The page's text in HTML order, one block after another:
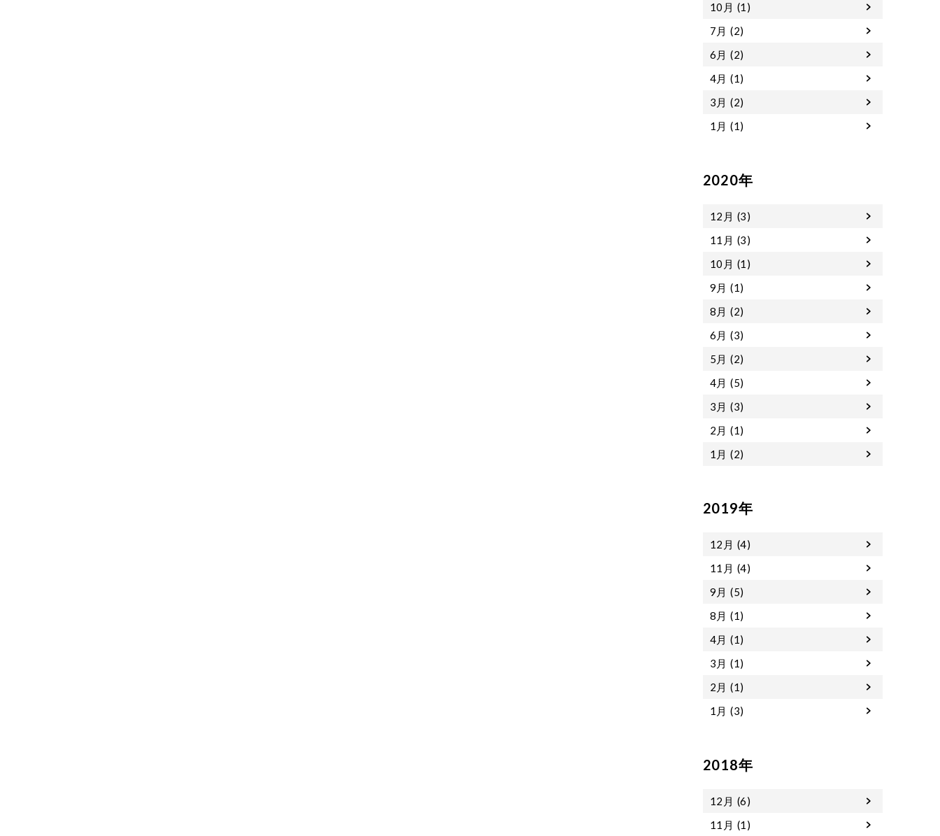
10月 (1)
7月 (2)
6月 (2)
4月 (1)
3月 (2)
1月 (1)
2020年
12月 (3)
11月 (3)
10月 (1)
9月 (1)
8月 (2)
6月 (3)
5月 (2)
4月 (5)
3月 (3)
2月 (1)
1月 (2)
2019年
12月 (4)
11月 (4)
9月 (5)
8月 (1)
4月 (1)
3月 (1)
2月 (1)
1月 (3)
2018年
12月 (6)
11月 (1)